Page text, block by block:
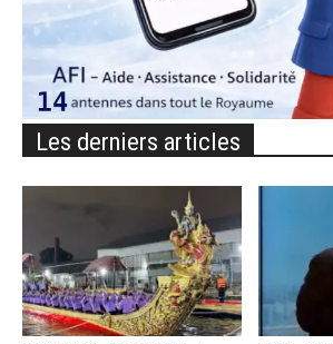
Les derniers articles